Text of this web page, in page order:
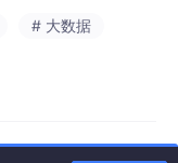
# 大数据